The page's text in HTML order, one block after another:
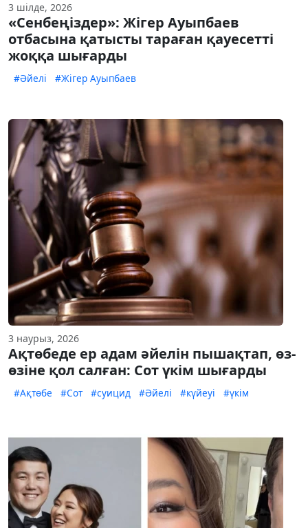
3 шілде, 2026
«Сенбеңіздер»: Жігер Ауыпбаев
отбасына қатысты тараған қауесетті
жоққа шығарды
#Әйелі #Жігер Ауыпбаев
3 наурыз, 2026
Ақтөбеде ер адам әйелін пышақтап, өз-
өзіне қол салған: Сот үкім шығарды
#Ақтөбе #Сот #суицид #Әйелі #күйеуі #үкім